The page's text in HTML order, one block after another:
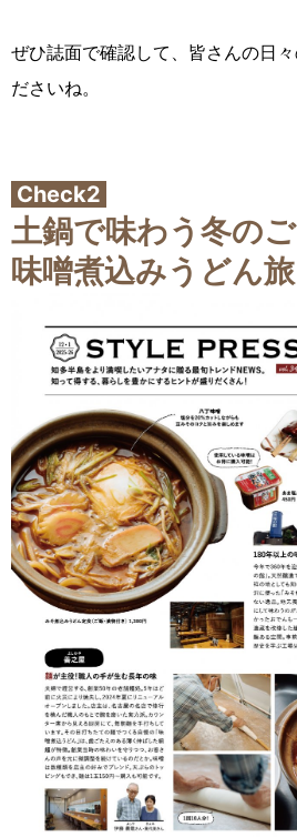
ぜひ誌面で確認して、皆さんの日
ださいね。
Check2
土鍋で味わう冬の
味噌煮込みうどん旅